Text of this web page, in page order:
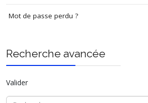
Mot de passe perdu ?
Recherche avancée
Valider